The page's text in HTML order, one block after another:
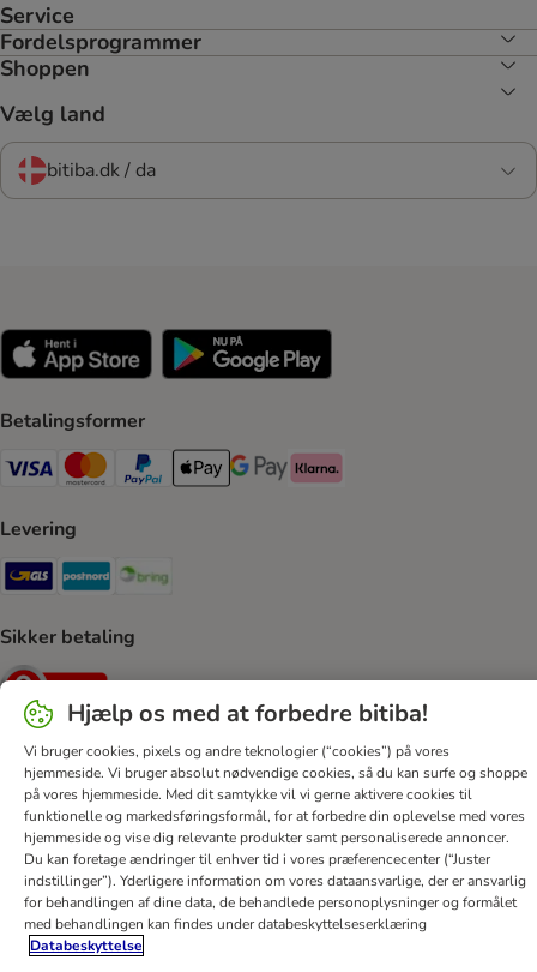
Service
Fordelsprogrammer
Shoppen
Vælg land
bitiba.dk / da
Betalingsformer
VISA Payment Method
Mastercard Payment Method
Paypal Payment Method
Apple Pay Payment Method
Google Pay Payment Method
Klarna Payment Method
Levering
GLS Shipping Method
Postnord Shipping Method
Sikker betaling
Security
Hjælp Kontakt Generelle vilkår
Firmaoplysninger
Databeskyttelseserklæring
Nyhedsbrev
Levering
Betalingsformer
Annulleringsformular
bitiba App
Loyalitetsprogram
Fordele Tilgængelighedserklæring
bitiba GmbH2026
Hjælp os med at forbedre bitiba!
Vi bruger cookies, pixels og andre teknologier (“cookies”) på vores
hjemmeside. Vi bruger absolut nødvendige cookies, så du kan surfe og shoppe
på vores hjemmeside. Med dit samtykke vil vi gerne aktivere cookies til
funktionelle og markedsføringsformål, for at forbedre din oplevelse med vores
hjemmeside og vise dig relevante produkter samt personaliserede annoncer.
Du kan foretage ændringer til enhver tid i vores præferencecenter (“Juster
indstillinger”). Yderligere information om vores dataansvarlige, der er ansvarlig
for behandlingen af ​​dine data, de behandlede personoplysninger og formålet
med behandlingen kan findes under databeskyttelseserklæring
Databeskyttelse